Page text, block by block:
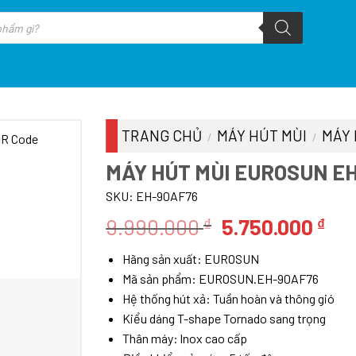
TRANG CHỦ / MÁY HÚT MÙI / MÁY
MÁY HÚT MÙI EUROSUN
SKU: EH-90AF76
9.990.000₫ Giá
là:
9.990.000 ₫.
5.750.000 ₫Giá
là:
Hãng sản xuất: EUROSUN
Mã sản phẩm: EUROSUN.EH-90AF76
Hệ thống hút xả: Tuần hoàn và thông gió
Kiểu dáng T-shape Tornado sang trọng
Thân máy: lnox cao cấp